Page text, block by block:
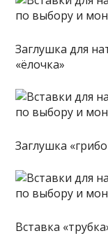
Заглушка для
«ёлочка»
Заглушка
Вставка